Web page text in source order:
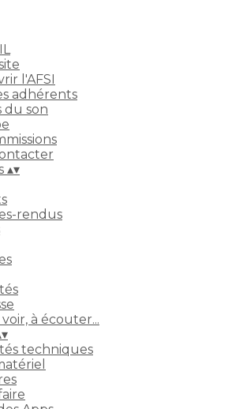
l'AFSI
adhérents
du son
▴▾
rendus
voir, à écouter...
▾
techniques